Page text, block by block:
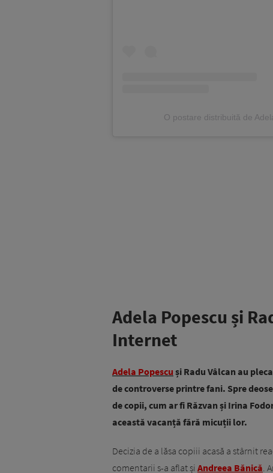
O postare distribuită de
Adela Popescu și
Internet
Adela Popescu și Radu Vâlcan au
de controverse printre fani. Spre
de copii, cum ar fi Răzvan și Irina
această vacanță fără micuții lor.
Decizia de a lăsa copiii acasă a stârnit
comentarii s-a aflat și Andreea Bănică .